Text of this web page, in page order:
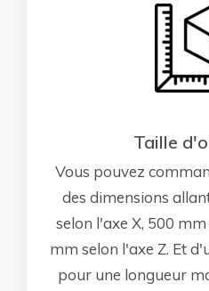
Taille
Vous pouvez
des dimensions
selon l'axe X, 500
mm selon l'axe Z. Et
pour une longueur